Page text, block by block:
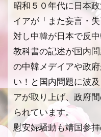
昭和５０年代に日本
イアが「また妄言・
対し中韓が日本で反
教科書の記述が国内
の中韓メデイアや政
い！と国内問題に波
アが取り上げ、政府
られています。
慰安婦騒動も靖国参